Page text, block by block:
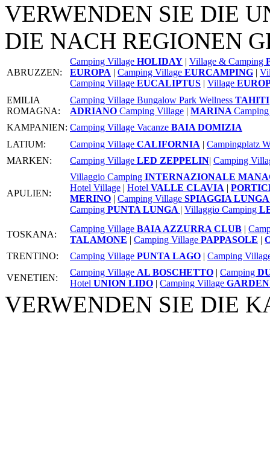
VERWENDEN SIE DIE
DIE NACH REGIONEN
ABRUZZEN:
Camping Village HOLIDAY | Village & Camping
EUROPA | Camping Village EURCAMPING |
Camping Village EUCALIPTUS | Village
EMILIA
ROMAGNA:
Camping Village Bungalow Park Wellness TAHITI
ADRIANO Camping Village | MARINA
KAMPANIEN: Camping Village Vacanze BAIA DOMIZIA
LATIUM:
Camping Village CALIFORNIA | Campingplatz
MARKEN:
Camping Village LED ZEPPELIN| Camping
APULIEN:
Villaggio Camping INTERNAZIONALE
Hotel Village | Hotel VALLE CLAVIA |
MERINO | Camping Village SPIAGGIA
Camping PUNTA LUNGA | Villaggio Camping
TOSKANA:
Camping Village BAIA AZZURRA CLUB |
TALAMONE | Camping Village PAPPASOLE |
TRENTINO:
Camping Village PUNTA LAGO | Camping
VENETIEN:
Camping Village AL BOSCHETTO | Camping
Hotel UNION LIDO | Camping Village
VERWENDEN SIE DIE